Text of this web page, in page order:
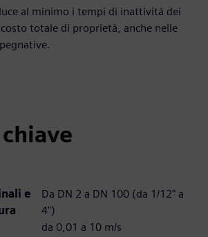
al minimo i tempi di inattività dei
totale di proprietà, anche nelle
e
Da DN 2 a DN 100 (da 1/12" a
4")
da 0,01 a 10 m/s